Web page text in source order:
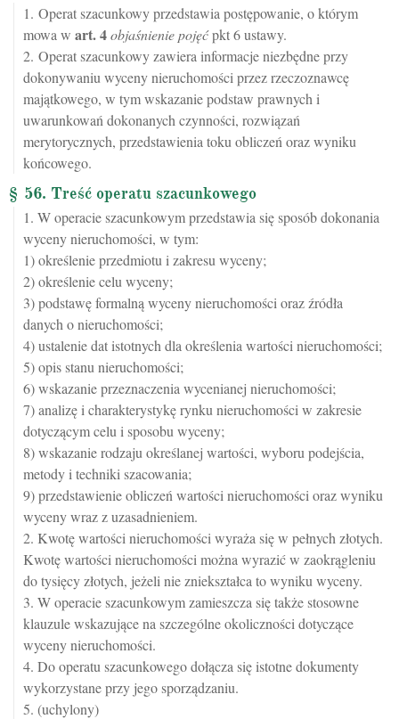
1. Operat szacunkowy przedstawia postępowanie, o którym
mowa w art.4objaśnienie pojęćpkt 6 ustawy.
2. Operat szacunkowy zawiera informacje niezbędne przy
dokonywaniu wyceny nieruchomości przez rzeczoznawcę
majątkowego, w tym wskazanie podstaw prawnych i
uwarunkowań dokonanych czynności, rozwiązań
merytorycznych, przedstawienia toku obliczeń oraz wyniku
końcowego.
§ 56. Treść operatu szacunkowego
1. W operacie szacunkowym przedstawia się sposób dokonania
wyceny nieruchomości, w tym:
1) określenie przedmiotu i zakresu wyceny;
2) określenie celu wyceny;
3) podstawę formalną wyceny nieruchomości oraz źródła
danych o nieruchomości;
4) ustalenie dat istotnych dla określenia wartości nieruchomości;
5) opis stanu nieruchomości;
6) wskazanie przeznaczenia wycenianej nieruchomości;
7) analizę i charakterystykę rynku nieruchomości w zakresie
dotyczącym celu i sposobu wyceny;
8) wskazanie rodzaju określanej wartości, wyboru podejścia,
metody i techniki szacowania;
9) przedstawienie obliczeń wartości nieruchomości oraz wyniku
wyceny wraz z uzasadnieniem.
2. Kwotę wartości nieruchomości wyraża się w pełnych złotych.
Kwotę wartości nieruchomości można wyrazić w zaokrągleniu
do tysięcy złotych, jeżeli nie zniekształca to wyniku wyceny.
3. W operacie szacunkowym zamieszcza się także stosowne
klauzule wskazujące na szczególne okoliczności dotyczące
wyceny nieruchomości.
4. Do operatu szacunkowego dołącza się istotne dokumenty
wykorzystane przy jego sporządzaniu.
5. (uchylony)